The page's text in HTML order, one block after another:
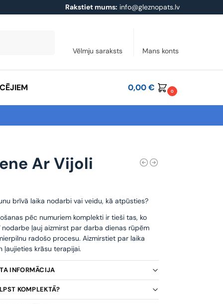
Rakstiet mums: info@gleznopats.lv
Vēlmju saraksts Mans konts
0,00€ 0
Ar Vijoli
brīvā laika nodarbi vai veidu, kā atpūsties?
pēc numuriem komplekti ir tieši tas, ko
nodarbe ļauj aizmirst par darba dienas rūpēm
radošo procesu. Aizmirstiet par laika
ļaujieties krāsu terapijai.
INFORMĀCIJA
KOMPLEKTĀ?